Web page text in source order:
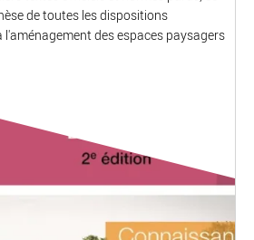
de toutes les dispositions
des espaces paysagers